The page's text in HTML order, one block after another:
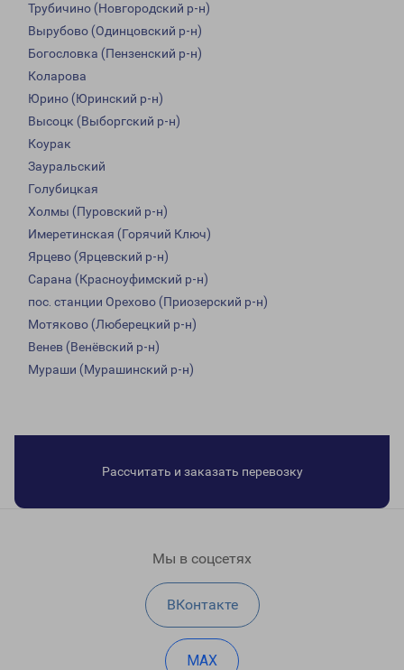
Трубичино (Новгородский р-н)
Вырубово (Одинцовский р-н)
Богословка (Пензенский р-н)
Коларова
Юрино (Юринский р-н)
Высоцк (Выборгский р-н)
Коурак
Зауральский
Голубицкая
Холмы (Пуровский р-н)
Имеретинская (Горячий Ключ)
Ярцево (Ярцевский р-н)
Сарана (Красноуфимский р-н)
пос. станции Орехово (Приозерский р-н)
Мотяково (Люберецкий р-н)
Венев (Венёвский р-н)
Мураши (Мурашинский р-н)
Рассчитать и заказать перевозку
Мы в соцсетях
ВКонтакте
MAX